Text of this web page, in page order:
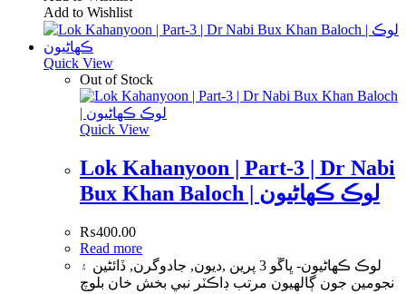
Add to Wishlist
Quick View
Out of Stock
Quick View
Lok Kahanyoon | Part-3 | Dr Nabi
Bux Khan Baloch | لوڪ ڪھاڻيون
₨400.00
Read more
لوڪ ڪھاڻيون- ڀاڱو 3 پرين ,ديون, جادوگرن, ڏائڻين ۽
نجومين جون ڳالھيون مرتب ڊاڪٽر نبي بخش خان بلوچ